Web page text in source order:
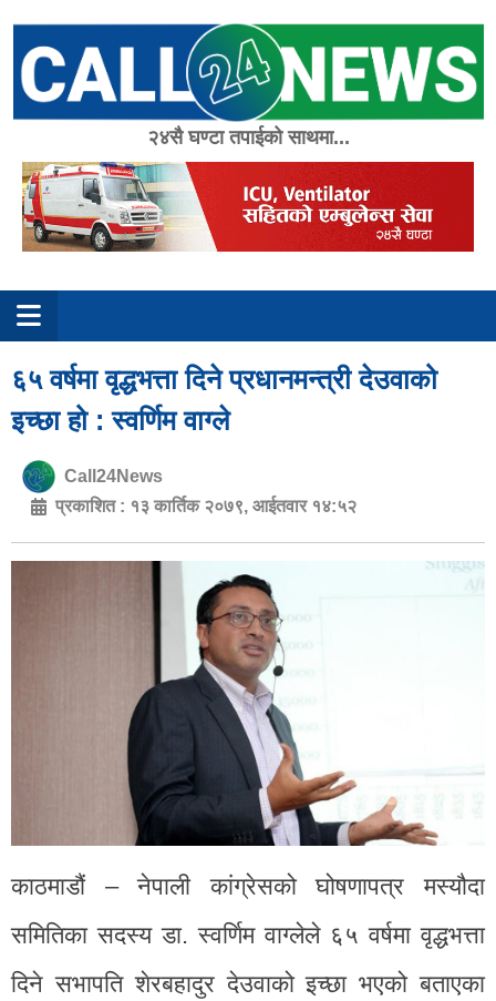
content
२४सै घण्टा तपाईको साथमा...
६५ वर्षमा वृद्धभत्ता दिने प्रधानमन्त्री देउवाको
इच्छा हो : स्वर्णिम वाग्ले
Call24News
प्रकाशित : १३ कार्तिक २०७९, आईतवार १४:५२
काठमाडौं – नेपाली कांग्रेसको घोषणापत्र मस्यौदा
समितिका सदस्य डा. स्वर्णिम वाग्लेले ६५ वर्षमा वृद्धभत्ता
दिने सभापति शेरबहादुर देउवाको इच्छा भएको बताएका